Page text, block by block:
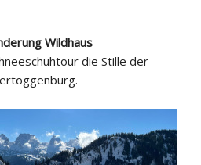
Wildhaus
die Stille der